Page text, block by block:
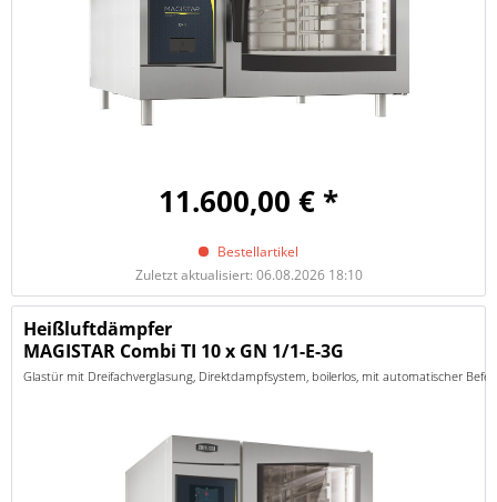
11.600,00 € *
Bestellartikel
Zuletzt aktualisiert: 06.08.2026 18:10
Heißluftdämpfer
MAGISTAR Combi TI 10 x GN 1/1-E-3G
Glastür mit Dreifachverglasung, Direktdampfsystem, boilerlos, mit automatischer